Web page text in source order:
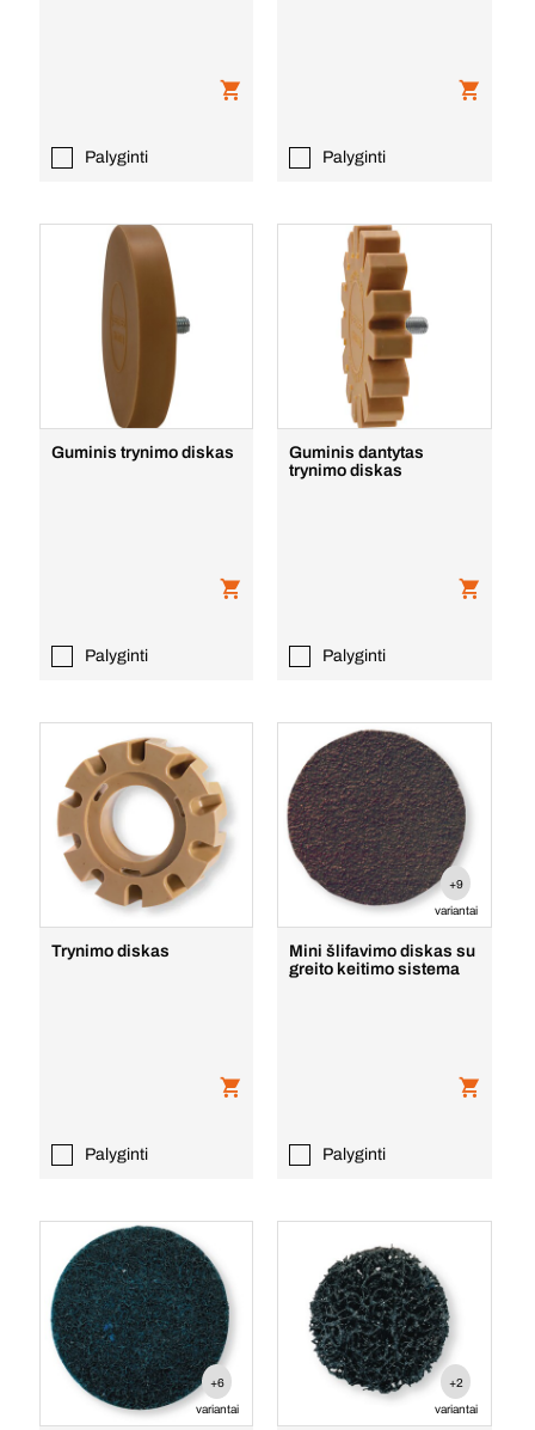
Palyginti Palyginti
Guminis trynimo diskas
Palyginti
Guminis dantytas
trynimo diskas
Palyginti
Trynimo diskas
Palyginti
+9
variantai
Mini šlifavimo diskas su
greito keitimo sistema
Palyginti
+6
variantai
+2
variantai